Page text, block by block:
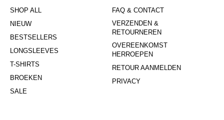
SHOP ALL
NIEUW
BESTSELLERS
LONGSLEEVES
T-SHIRTS
BROEKEN
SALE
FAQ & CONTACT
VERZENDEN &
RETOURNEREN
OVEREENKOMST
HERROEPEN
RETOUR AANMELDEN
PRIVACY